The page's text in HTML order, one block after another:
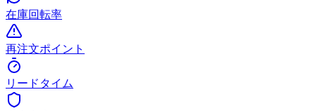
在庫回転率
再注文ポイント
リードタイム